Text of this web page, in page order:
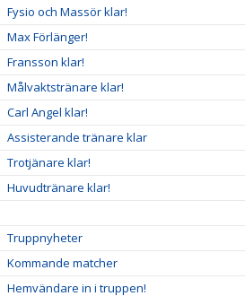
Fysio och Massör klar!
Max Förlänger!
Fransson klar!
Målvaktstränare klar!
Carl Angel klar!
Assisterande tränare klar
Trotjänare klar!
Huvudtränare klar!
Truppnyheter
Kommande matcher
Hemvändare in i truppen!